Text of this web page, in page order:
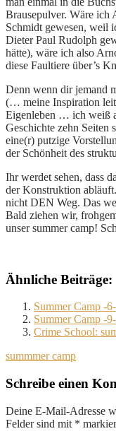
Brausepulver. Wäre ich
Schmidt gewesen, weil
Dieter Paul Rudolph
hätte), wäre ich also
diese Faultiere über’s
Denn wenn dir jemand
(… meine Inspiration
Eigenleben … ich weiß
Geschichte zehn Seiten
eine(r) putzige
der Schönheit des
Ihr werdet sehen, dass
der Konstruktion
nicht DEN Weg. Das
Bald ziehen wir,
unser summer camp!
Ähnliche Beiträge:
Summer Camp -6-
Summer Camp -9-
Crime School:
summmer camp
Schreibe einen
Deine E-Mail-Adresse
Felder sind mit *